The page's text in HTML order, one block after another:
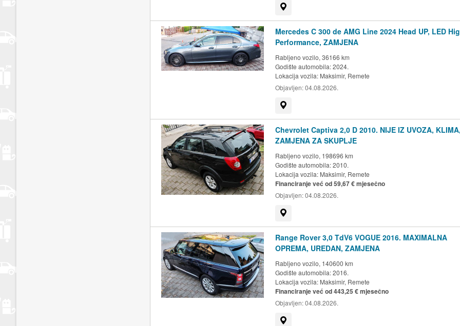
Mercedes C 300 de AMG Line 2024 Head UP, LED
Performance, ZAMJENA
Rabljeno vozilo, 36166 km
Godište automobila: 2024.
Lokacija vozila: Maksimir, Remete
Objavljen:04.08.2026.
Chevrolet Captiva 2,0 D 2010. NIJE IZ UVOZA, KLIMA,
ZAMJENA ZA SKUPLJE
Rabljeno vozilo, 198696 km
Godište automobila: 2010.
Lokacija vozila: Maksimir, Remete
Financiranje već od 59,67 € mjesečno
Objavljen:04.08.2026.
Range Rover 3,0 TdV6 VOGUE 2016. MAXIMALNA
OPREMA, UREDAN, ZAMJENA
Rabljeno vozilo, 140600 km
Godište automobila: 2016.
Lokacija vozila: Maksimir, Remete
Financiranje već od 443,25 € mjesečno
Objavljen:04.08.2026.